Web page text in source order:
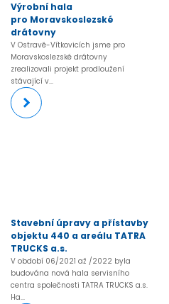
Výrobní hala
pro Moravskoslezské
drátovny
V Ostravě-Vítkovicích jsme pro
Moravskoslezské drátovny
zrealizovali projekt prodloužení
stávající v...
Stavební úpravy a přístavby
objektu 440 a areálu TATRA
TRUCKS a.s.
V období 06/2021 až /2022 byla
budována nová hala servisního
centra společnosti TATRA TRUCKS a.s.
Ha...